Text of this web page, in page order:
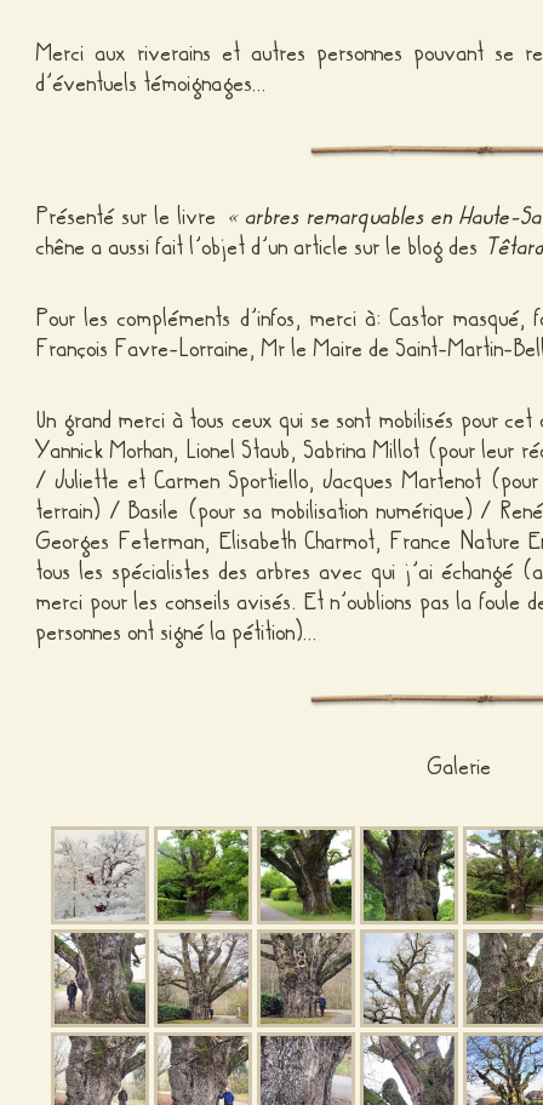
Merci aux riverains et autres personnes pouvant se
d’éventuels témoignages…
Présenté sur le livre « arbres remarquables en Haute-
chêne a aussi fait l’objet d’un article sur le blog des
Pour les compléments d’infos, merci à: Castor
François Favre-Lorraine, Mr le Maire de Saint-Martin-
Un grand merci à tous ceux qui se sont mobilisés pour
Yannick Morhan, Lionel Staub, Sabrina Millot (pour leur
/ Juliette et Carmen Sportiello, Jacques Martenot
terrain) / Basile (pour sa mobilisation numérique) /
Georges Feterman, Elisabeth Charmot, France Nature
tous les spécialistes des arbres avec qui j’ai échangé
merci pour les conseils avisés. Et n’oublions pas la foule
personnes ont signé la pétition)…
Galerie